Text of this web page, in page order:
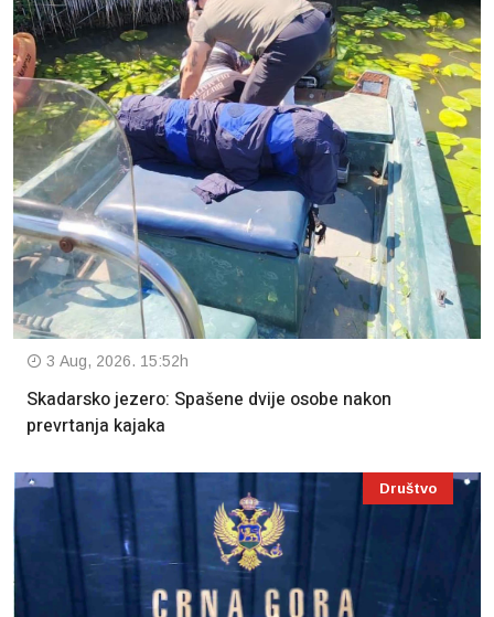
3 Aug, 2026. 15:52h
Skadarsko jezero: Spašene dvije osobe nakon
prevrtanja kajaka
Društvo